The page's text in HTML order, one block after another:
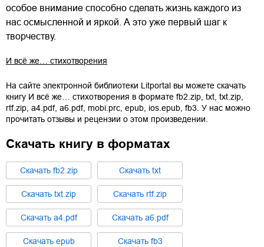
особое внимание способно сделать жизнь каждого из
нас осмысленной и яркой. А это уже первый шаг к
творчеству.
И всё же… стихотворения
На сайте электронной библиотеки Litportal вы можете скачать
книгу И всё же… стихотворения в формате fb2.zip, txt, txt.zip,
rtf.zip, a4.pdf, a6.pdf, mobi.prc, epub, ios.epub, fb3. У нас можно
прочитать отзывы и рецензии о этом произведении.
Скачать книгу в форматах
Cкачать fb2.zip Cкачать txt
Cкачать txt.zip Cкачать rtf.zip
Cкачать a4.pdf Cкачать a6.pdf
Cкачать epub Cкачать fb3